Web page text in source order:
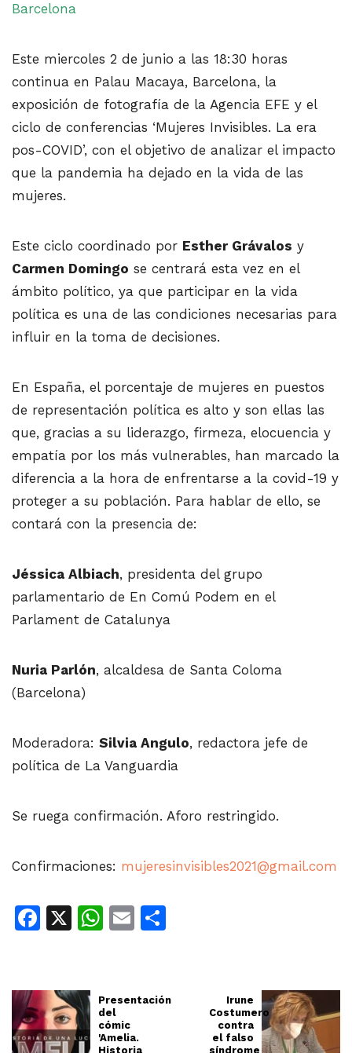
Barcelona
Este miercoles 2 de junio a las 18:30 horas
continua en Palau Macaya, Barcelona, la
exposición de fotografía de la Agencia EFE y el
ciclo de conferencias ‘Mujeres Invisibles. La era
pos-COVID’, con el objetivo de analizar el impacto
que la pandemia ha dejado en la vida de las
mujeres.
Este ciclo coordinado por Esther Grávalos y
Carmen Domingo se centrará esta vez en el
ámbito político, ya que participar en la vida
política es una de las condiciones necesarias para
influir en la toma de decisiones.
En España, el porcentaje de mujeres en puestos
de representación política es alto y son ellas las
que, gracias a su liderazgo, firmeza, elocuencia y
empatía por los más vulnerables, han marcado la
diferencia a la hora de enfrentarse a la covid-19 y
proteger a su población. Para hablar de ello, se
contará con la presencia de:
Jéssica Albiach, presidenta del grupo
parlamentario de En Comú Podem en el
Parlament de Catalunya
Nuria Parlón, alcaldesa de Santa Coloma
(Barcelona)
Moderadora: Silvia Angulo, redactora jefe de
política de La Vanguardia
Se ruega confirmación. Aforo restringido.
Confirmaciones: mujeresinvisibles2021@gmail.com
Facebook
X WhatsApp
Email
Presentación
del
cómic
'Amelia.
Historia
Irune
Costumero
contra
el falso
síndrome